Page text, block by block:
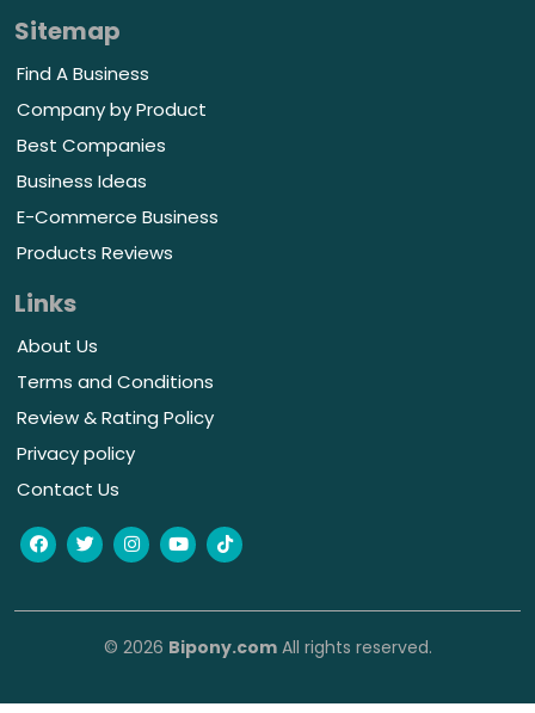
Sitemap
Find A Business
Company by Product
Best Companies
Business Ideas
E-Commerce Business
Products Reviews
Links
About Us
Terms and Conditions
Review & Rating Policy
Privacy policy
Contact Us
© 2026 Bipony.comAll rights reserved.